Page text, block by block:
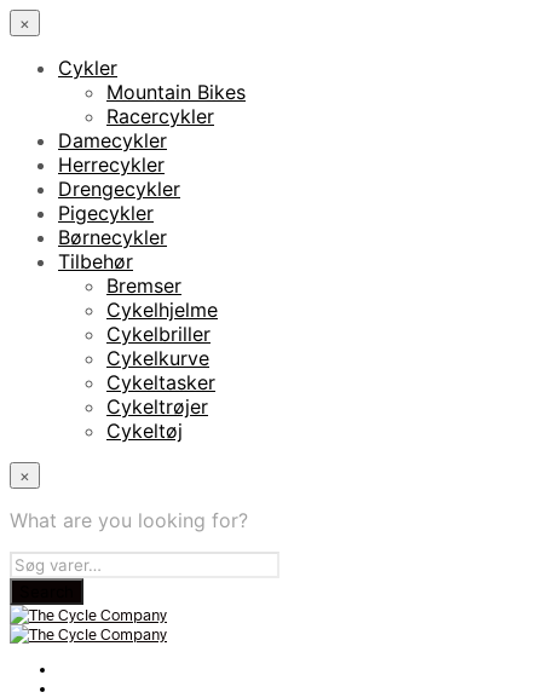
×
Cykler
Mountain Bikes
Racercykler
Damecykler
Herrecykler
Drengecykler
Pigecykler
Børnecykler
Tilbehør
Bremser
Cykelhjelme
Cykelbriller
Cykelkurve
Cykeltasker
Cykeltrøjer
Cykeltøj
×
What are you looking for?